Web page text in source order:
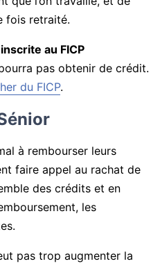
fois retraité.
au FICP
pas obtenir de crédit.
du FICP.
à rembourser leurs
faire appel au rachat de
des crédits et en
les
pas trop augmenter la